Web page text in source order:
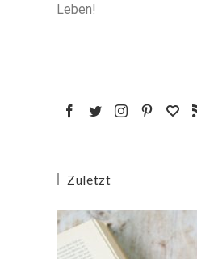
Leben!
Zuletzt